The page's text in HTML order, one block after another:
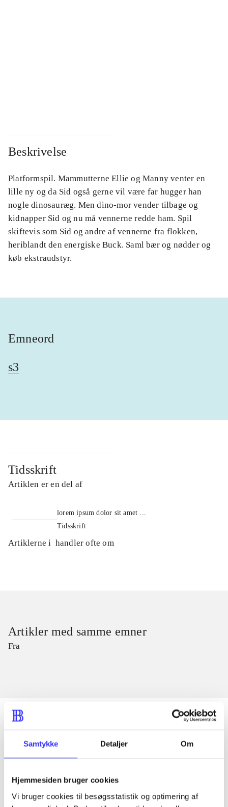
Samtykke Detaljer Om
Hjemmesiden bruger cookies
Vi bruger cookies til besøgsstatistik og optimering af
Beskrivelse
Platformspil. Mammutterne Ellie og Manny venter en
lille ny og da Sid også gerne vil være far hugger han
nogle dinosauræg. Men dino-mor vender tilbage og
kidnapper Sid og nu må vennerne redde ham. Spil
skiftevis som Sid og andre af vennerne fra flokken,
heriblandt den energiske Buck. Saml bær og nødder og
køb ekstraudstyr.
Emneord
s3
Tidsskrift
Artiklen er en del af
lorem ipsum dolor sit amet ...
Tidsskrift
Artiklerne i handler ofte om
Artikler med samme emner
Fra
Artikler